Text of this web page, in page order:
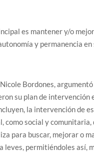
es mantener y/o
y permanencia
Bordones,
su plan de
la intervención de
como social y
para buscar, mejorar o
leves, permitiéndoles así,